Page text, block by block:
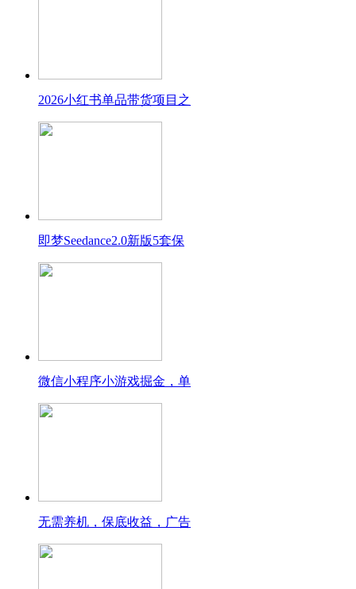
2026小红书单品带货项目之
即梦Seedance2.0新版5套保
微信小程序小游戏掘金，单
无需养机，保底收益，广告